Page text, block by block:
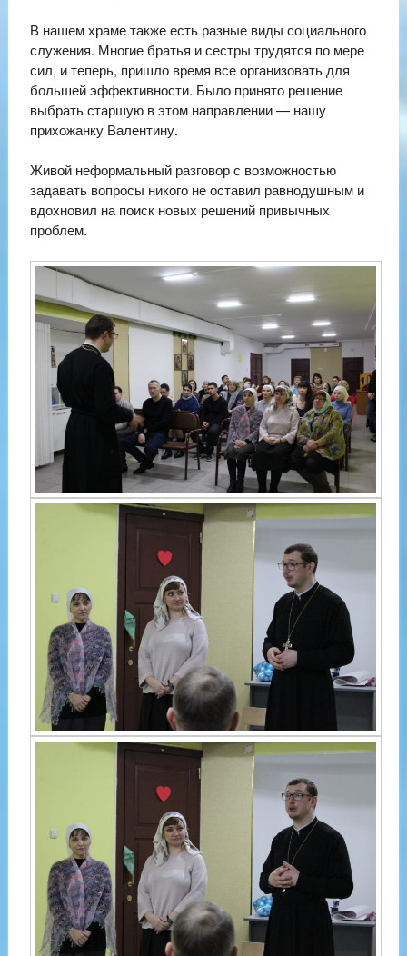
В нашем храме также есть разные виды социального
служения. Многие братья и сестры трудятся по мере
сил, и теперь, пришло время все организовать для
большей эффективности. Было принято решение
выбрать старшую в этом направлении — нашу
прихожанку Валентину.
Живой неформальный разговор с возможностью
задавать вопросы никого не оставил равнодушным и
вдохновил на поиск новых решений привычных
проблем.